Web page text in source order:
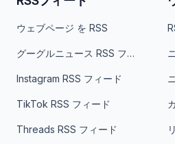
ウェブページ を RSS
グーグルニュース RSS フィード
Instagram RSS フィード
TikTok RSS フィード
Threads RSS フィード